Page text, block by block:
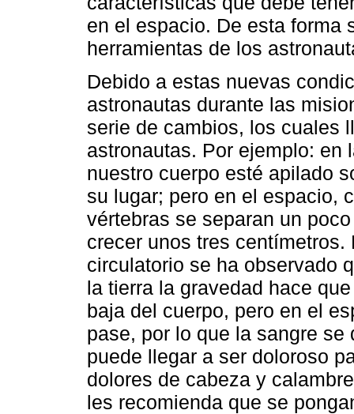
en el espacio. De esta forma
herramientas de los
Debido a estas nuevas
astronautas durante las
serie de cambios, los cuales
astronautas. Por ejemplo: en
nuestro cuerpo esté apilado
su lugar; pero en el espacio,
vértebras se separan un
crecer unos tres
circulatorio se ha observado
la tierra la gravedad hace
baja del cuerpo, pero en el
pase, por lo que la sangre
puede llegar a ser doloroso
dolores de cabeza y
les recomienda que se